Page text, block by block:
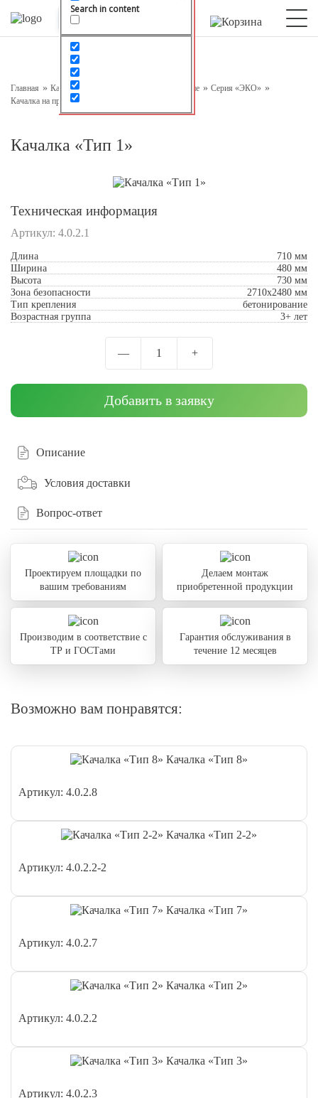
Search in content
Главная Каталог Детское игровое оборудование
Серия «ЭКО»
Качалка на пружине ЭКО
Качалка «Тип 1»
Техническая информация
Артикул: 4.0.2.1
Длина
710 мм
Ширина
480 мм
Высота
730 мм
Зона безопасности
2710x2480 мм
Тип крепления
бетонирование
Возрастная группа
3+ лет
— 1 +
Добавить в заявку
Описание
Условия доставки
Вопрос-ответ
Проектируем площадки по
вашим требованиям
Делаем монтаж
приобретенной продукции
Производим в соответствие с
ТР и ГОСТами
Гарантия обслуживания в
течение 12 месяцев
Возможно вам понравятся:
Качалка «Тип 8»
Артикул: 4.0.2.8
Качалка «Тип 2-2»
Артикул: 4.0.2.2-2
Качалка «Тип 7»
Артикул: 4.0.2.7
Качалка «Тип 2»
Артикул: 4.0.2.2
Качалка «Тип 3»
Артикул: 4.0.2.3
Оставьте заявку на консультацию
Наш менеджер свяжется с вами в ближайшее время
Подтверждаю свое согласие с
персональных данных
Отправить